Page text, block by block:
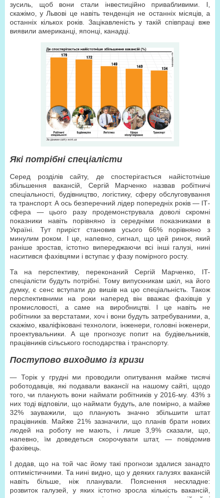
зусиль, щоб вони стали інвестиційно привабливими. І,
скажімо, у Львові це навіть тенденція не останніх місяців, а
останніх кількох років. Зацікавленість у такій співпраці вже
виявили американці, японці, канадці.
Які потрібні спеціалісти
Серед розділів сайту, де спостерігається найістотніше
збільшення вакансій, Сергій Марченко назвав робітничі
спеціальності, будівництво, логістику, сферу обслуговування
та транспорт. А ось безперечний лідер попередніх років — ІТ-
сфера — цього разу продемонструвала доволі скромні
показники навіть порівняно із середніми показниками в
Україні. Тут приріст становив усього 66% порівняно з
минулим роком. І це, напевно, сигнал, що цей ринок, який
раніше зростав, істотно випереджаючи всі інші галузі, нині
наситився фахівцями і вступає у фазу помірного росту.
Та на перспективу, переконаний Сергій Марченко, IT-
спеціалісти будуть потрібні. Тому випускникам шкіл, на його
думку, є сенс вступати до вишів на цю спеціальність. Також
перспективними на роки наперед він вважає фахівців у
промисловості, а саме на виробництві. І це навіть не
робітники за верстатами, хоч і вони будуть затребуваними, а,
скажімо, кваліфіковані технологи, інженери, головні інженери,
проектувальники. А ще прогнозує попит на будівельників,
працівників сільського господарства і транспорту.
Поступово виходимо із кризи
— Торік у грудні ми проводили опитування майже тисячі
роботодавців, які подавали вакансії на нашому сайті, щодо
того, чи планують вони наймати робітників у 2016-му. 43% з
них тоді відповіли, що наймати будуть, але помірно, а майже
32% зауважили, що планують значно збільшити штат
працівників. Майже 21% зазначили, що планів брати нових
людей на роботу не мають, і лише 3,9% сказали, що,
напевно, їм доведеться скорочувати штат, — повідомив
фахівець.
І додав, що на той час йому такі прогнози здалися занадто
оптимістичними. Та нині видно, що у деяких галузях вакансій
навіть більше, ніж планували. Пояснення нескладне:
розвиток галузей, у яких істотно зросла кількість вакансій,